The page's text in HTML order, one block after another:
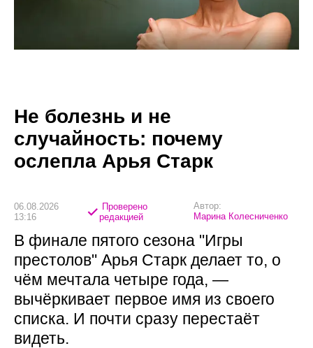
Не болезнь и не
случайность: почему
ослепла Арья Старк
06.08.2026
13:16
Проверено
редакцией
Автор:
Марина Колесниченко
В финале пятого сезона "Игры
престолов" Арья Старк делает то, о
чём мечтала четыре года, —
вычёркивает первое имя из своего
списка. И почти сразу перестаёт
видеть.